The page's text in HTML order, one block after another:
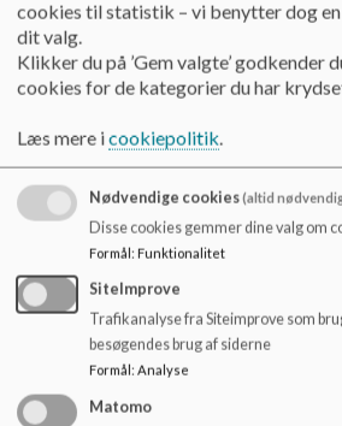
Når polititet viser sig, har det en
bemyndigelse til at lukke "festen".
unge, og den eventuelle opfølgende
har som regel en forebyggende effekt.
med de unge, hvilket også er nyttigt for
for en tydeligere rammesætning. Hvis
direkte i situationen, anbefaler vi, at det
med opfordring om hensyn til ex
hærværk eller noget ualmindeligt
udenfor skole- og SFO-tid, så kan I
telefonnumre:
SSP vagt: telefon 2481 2879
cookies til statistik – vi benytter dog
dit valg.
Klikker du på ’Gem valgte’ godkender
cookies for de kategorier du har
Læs mere icookiepolitik.
Nødvendige cookies(altid
Disse cookies gemmer dine valg om
Formål: Funktionalitet
SiteImprove
Trafikanalyse fra Siteimprove som
besøgendes brug af siderne
Formål : Analyse
Matomo